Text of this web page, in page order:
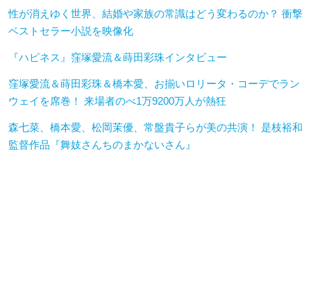
性が消えゆく世界、結婚や家族の常識はどう変わるのか？ 衝撃
ベストセラー小説を映像化
『ハピネス』窪塚愛流＆蒔田彩珠インタビュー
窪塚愛流＆蒔田彩珠＆橋本愛、お揃いロリータ・コーデでラン
ウェイを席巻！ 来場者のべ1万9200万人が熱狂
森七菜、橋本愛、松岡茉優、常盤貴子らが美の共演！ 是枝裕和
監督作品『舞妓さんちのまかないさん』